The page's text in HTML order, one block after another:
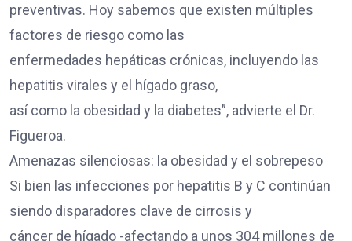
preventivas. Hoy sabemos que existen múltiples
factores de riesgo como las
enfermedades hepáticas crónicas, incluyendo las
hepatitis virales y el hígado graso,
así como la obesidad y la diabetes”, advierte el Dr.
Figueroa.
Amenazas silenciosas: la obesidad y el sobrepeso
Si bien las infecciones por hepatitis B y C continúan
siendo disparadores clave de cirrosis y
cáncer de hígado -afectando a unos 304 millones de